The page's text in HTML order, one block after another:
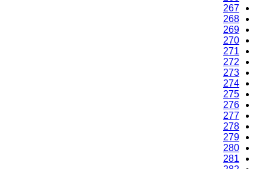
267
268
269
270
271
272
273
274
275
276
277
278
279
280
281